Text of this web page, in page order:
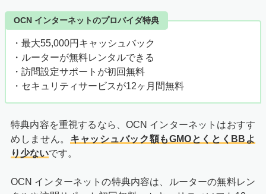
OCN インターネットのプロバイダ特典
・最大55,000円キャッシュバック
・ルーターが無料レンタルできる
・訪問設定サポートが初回無料
・セキュリティサービスが12ヶ月間無料
特典内容を重視するなら、OCN インターネットはおすす
めしません。 キャッシュバック額もGMOとくとくBBよ
り少ないです。
OCN インターネットの特典内容は、ルーターの無料レン